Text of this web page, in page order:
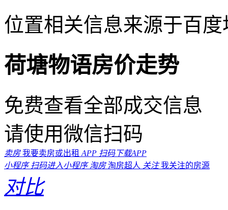
位置相关信息来源于百
荷塘物语房价走势
免费查看全部成交信息
请使用微信扫码
卖房 我要卖房或出租 APP 扫码下载APP
小程序 扫码进入小程序 淘房 淘房超人 关注 我关注的房源
对比